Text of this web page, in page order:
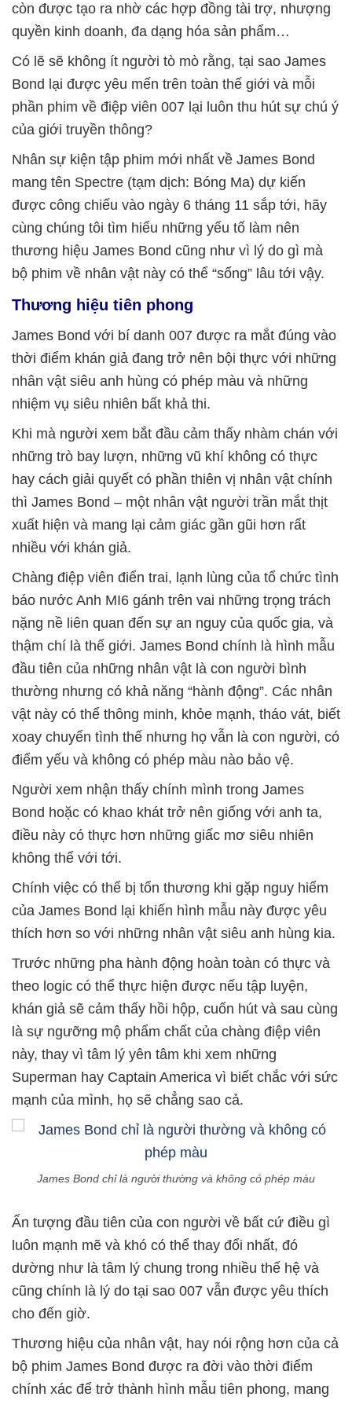
còn được tạo ra nhờ các hợp đồng tài trợ, nhượng
quyền kinh doanh, đa dạng hóa sản phẩm…
Có lẽ sẽ không ít người tò mò rằng, tại sao James
Bond lại được yêu mến trên toàn thế giới và mỗi
phần phim về điệp viên 007 lại luôn thu hút sự chú ý
của giới truyền thông?
Nhân sự kiện tập phim mới nhất về James Bond
mang tên Spectre (tạm dịch: Bóng Ma) dự kiến
được công chiếu vào ngày 6 tháng 11 sắp tới, hãy
cùng chúng tôi tìm hiểu những yếu tố làm nên
thương hiệu James Bond cũng như vì lý do gì mà
bộ phim về nhân vật này có thể “sống” lâu tới vậy.
Thương hiệu tiên phong
James Bond với bí danh 007 được ra mắt đúng vào
thời điểm khán giả đang trở nên bội thực với những
nhân vật siêu anh hùng có phép màu và những
nhiệm vụ siêu nhiên bất khả thi.
Khi mà người xem bắt đầu cảm thấy nhàm chán với
những trò bay lượn, những vũ khí không có thực
hay cách giải quyết có phần thiên vị nhân vật chính
thì James Bond – một nhân vật người trần mắt thịt
xuất hiện và mang lại cảm giác gần gũi hơn rất
nhiều với khán giả.
Chàng điệp viên điển trai, lạnh lùng của tổ chức tình
báo nước Anh MI6 gánh trên vai những trọng trách
nặng nề liên quan đến sự an nguy của quốc gia, và
thậm chí là thế giới. James Bond chính là hình mẫu
đầu tiên của những nhân vật là con người bình
thường nhưng có khả năng “hành động”. Các nhân
vật này có thể thông minh, khỏe mạnh, tháo vát, biết
xoay chuyển tình thế nhưng họ vẫn là con người, có
điểm yếu và không có phép màu nào bảo vệ.
Người xem nhận thấy chính mình trong James
Bond hoặc có khao khát trở nên giống với anh ta,
điều này có thực hơn những giấc mơ siêu nhiên
không thể với tới.
Chính việc có thể bị tổn thương khi gặp nguy hiểm
của James Bond lại khiến hình mẫu này được yêu
thích hơn so với những nhân vật siêu anh hùng kia.
Trước những pha hành động hoàn toàn có thực và
theo logic có thể thực hiện được nếu tập luyện,
khán giả sẽ cảm thấy hồi hộp, cuốn hút và sau cùng
là sự ngưỡng mộ phẩm chất của chàng điệp viên
này, thay vì tâm lý yên tâm khi xem những
Superman hay Captain America vì biết chắc với sức
mạnh của mình, họ sẽ chẳng sao cả.
James Bond chỉ là người thường và không có phép màu
Ấn tượng đầu tiên của con người về bất cứ điều gì
luôn mạnh mẽ và khó có thể thay đổi nhất, đó
dường như là tâm lý chung trong nhiều thế hệ và
cũng chính là lý do tại sao 007 vẫn được yêu thích
cho đến giờ.
Thương hiệu của nhân vật, hay nói rộng hơn của cả
bộ phim James Bond được ra đời vào thời điểm
chính xác để trở thành hình mẫu tiên phong, mang